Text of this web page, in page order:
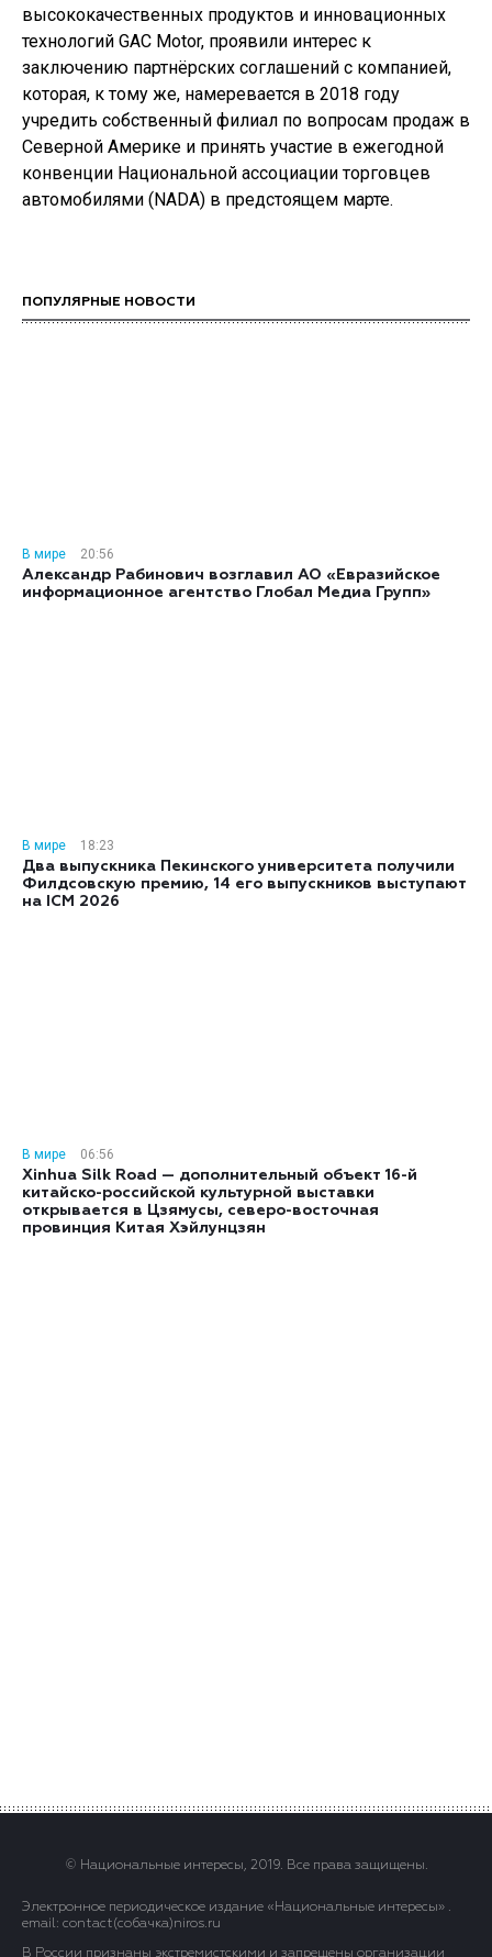
высококачественных продуктов и инновационных
технологий GAC Motor, проявили интерес к
заключению партнёрских соглашений с компанией,
которая, к тому же, намеревается в 2018 году
учредить собственный филиал по вопросам продаж в
Северной Америке и принять участие в ежегодной
конвенции Национальной ассоциации торговцев
автомобилями (NADA) в предстоящем марте.
ПОПУЛЯРНЫЕ НОВОСТИ
В мире
20:56
Александр Рабинович возглавил АО «Евразийское
информационное агентство Глобал Медиа Групп»
В мире
18:23
Два выпускника Пекинского университета получили
Филдсовскую премию, 14 его выпускников выступают
на ICM 2026
В мире
06:56
Xinhua Silk Road — дополнительный объект 16-й
китайско-российской культурной выставки
открывается в Цзямусы, северо-восточная
провинция Китая Хэйлунцзян
© Национальные интересы, 2019. Все права защищены.
Электронное периодическое издание «Национальные интересы» .
email: contact(сoбaчка)niros.ru
В России признаны экстремистскими и запрещены организации